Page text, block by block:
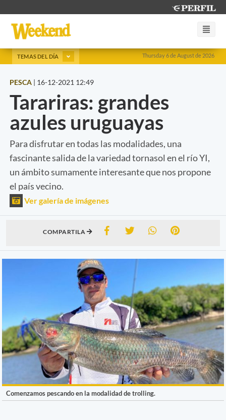
Thursday 6 de August de 2026
TEMAS DEL DÍA
PESCA | 16-12-2021 12:49
Tarariras: grandes
azules uruguayas
Para disfrutar en todas las modalidades, una
fascinante salida de la variedad tornasol en el río YI,
un ámbito sumamente interesante que nos propone
el país vecino.
Ver galería de imágenes
COMPARTILA
Comenzamos pescando en la modalidad de trolling.